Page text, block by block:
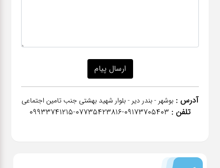
آدرس : بوشهر - بندر دیر - بلوار شهید بهشتی جنب تامین اجتماعی
تلفن : ٠٩١٧٣٧٠٥٤٠٣-07735423816-09933741215